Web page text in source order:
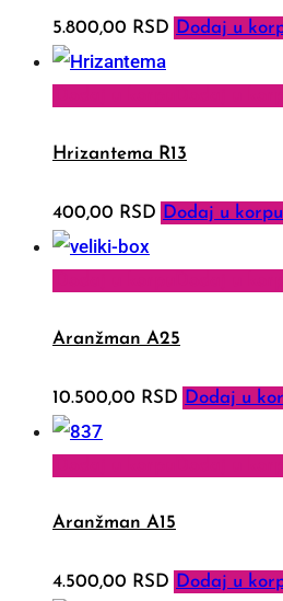
5.800,00 RSD Dodaj u
Hrizantema R13
400,00 RSD Dodaj u korpu
Aranžman A25
10.500,00 RSD Dodaj u
Aranžman A15
4.500,00 RSD Dodaj u